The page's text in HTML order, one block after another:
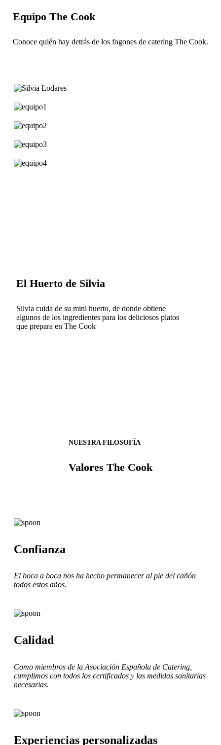
Equipo The Cook
Conoce quién hay detrás de los fogones de catering The Cook.
El Huerto de Silvia
Silvia cuida de su mini huerto, de donde obtiene
algunos de los ingredientes para los deliciosos platos
que prepara en The Cook
NUESTRA FILOSOFÍA
Valores The Cook
Confianza
El boca a boca nos ha hecho permanecer al pie del cañón
todos estos años.
Calidad
Como miembros de la Asociación Española de Catering,
cumplimos con todos los certificados y las medidas sanitarias
necesarias.
Experiencias personalizadas